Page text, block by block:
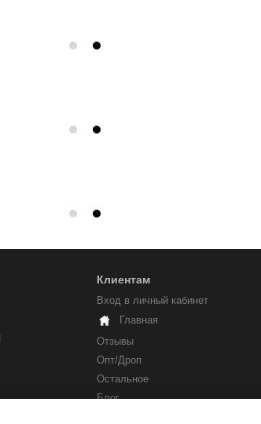
Клиентам
Вход в личный кабинет
Главная
Отзывы
Опт/Дроп
Остальное
Блог